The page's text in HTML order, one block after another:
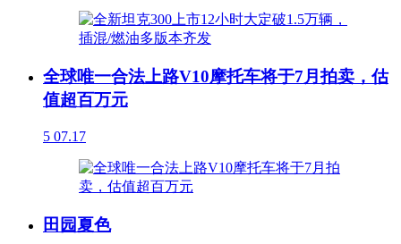
全球唯一合法上路V10摩托车将于7月拍卖，估
值超百万元
5 07.17
田园夏色